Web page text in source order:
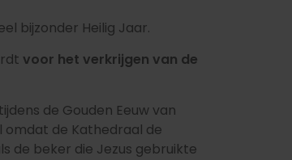
bijzonder Heilig Jaar.
voor het verkrijgen van de
de Gouden Eeuw van
omdat de Kathedraal de
de beker die Jezus gebruikte